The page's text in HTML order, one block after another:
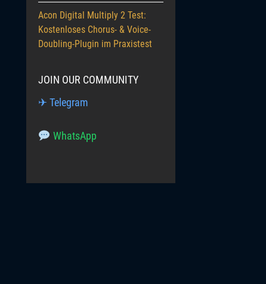
Acon Digital Multiply 2 Test:
Kostenloses Chorus- & Voice-
Doubling-Plugin im Praxistest
JOIN OUR COMMUNITY
✈ Telegram
WhatsApp